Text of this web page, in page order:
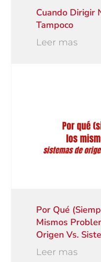
Cuando Dirigir
Tampoco
Leer mas
Por Qué
Mismos
Origen Vs.
Leer mas